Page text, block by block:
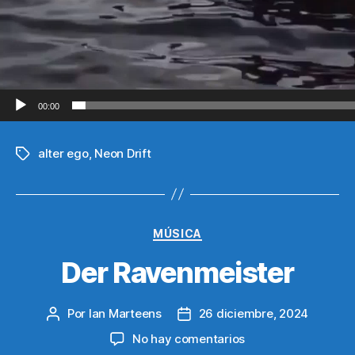
00:00
Etiquetas
alter ego, Neon Drift
Categorías
MÚSICA
Der Ravenmeister
Autor
Por Ian Marteens
Fecha26 diciembre, 2024
No hay comentariosen